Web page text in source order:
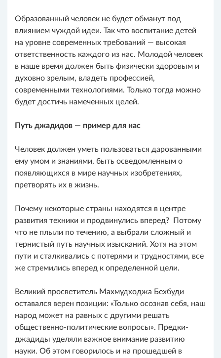
Образованный человек не будет обманут под
влиянием чуждой идеи. Так что воспитание детей
на уровне современных требований — высокая
ответственность каждого из нас. Молодой человек
в наше время должен быть физически здоровым и
духовно зрелым, владеть профессией,
современными технологиями. Только тогда можно
будет достичь намеченных целей.
Путь джадидов — пример для нас
Человек должен уметь пользоваться дарованными
ему умом и знаниями, быть осведомленным о
появляющихся в мире научных изобретениях,
претворять их в жизнь.
Почему некоторые страны находятся в центре
развития техники и продвинулись вперед? Потому
что не плыли по течению, а выбрали сложный и
тернистый путь научных изысканий. Хотя на этом
пути и сталкивались с потерями и трудностями, все
же стремились вперед к определенной цели.
Великий просветитель Махмудходжа Бехбуди
оставался верен позиции: «Только осознав себя, наш
народ может на равных с другими решать
общественно-политические вопросы». Предки-
джадиды уделяли важное внимание развитию
науки. Об этом говорилось и на прошедшей в